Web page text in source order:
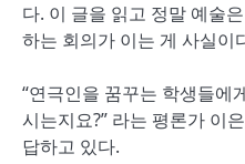
다. 이 글을 읽고 정말 예술
하는 회의가 이는 게 사실이
“연극인을 꿈꾸는 학생들에
시는지요?” 라는 평론가 이
답하고 있다.